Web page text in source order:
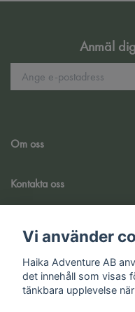
Anmäl
Om oss
Kontakta oss
Sociala medier
Vi använder
Haika Adventure AB
det innehåll som visas
tänkbara upplevelse